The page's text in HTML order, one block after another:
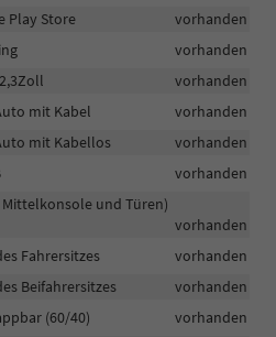
Play Store
vorhanden
vorhanden
vorhanden
mit Kabel
vorhanden
mit Kabellos
vorhanden
vorhanden
und Türen)
vorhanden
Fahrersitzes
vorhanden
Beifahrersitzes
vorhanden
(60/40)
vorhanden